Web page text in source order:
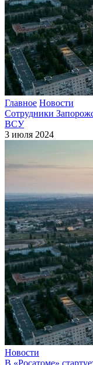
Главное Новости
Сотрудники
ВСУ
3 июля 2024
Новости